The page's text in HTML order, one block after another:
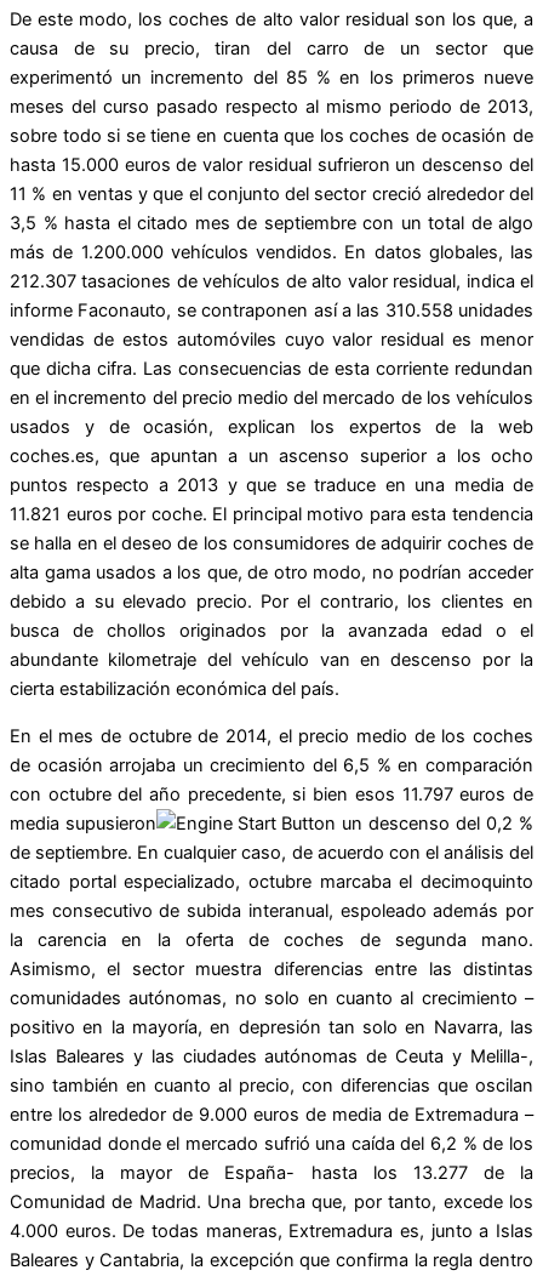
De este modo, los coches de alto valor residual son los que, a
causa de su precio, tiran del carro de un sector que
experimentó un incremento del 85 % en los primeros nueve
meses del curso pasado respecto al mismo periodo de 2013,
sobre todo si se tiene en cuenta que los coches de ocasión de
hasta 15.000 euros de valor residual sufrieron un descenso del
11 % en ventas y que el conjunto del sector creció alrededor del
3,5 % hasta el citado mes de septiembre con un total de algo
más de 1.200.000 vehículos vendidos. En datos globales, las
212.307 tasaciones de vehículos de alto valor residual, indica el
informe Faconauto, se contraponen así a las 310.558 unidades
vendidas de estos automóviles cuyo valor residual es menor
que dicha cifra. Las consecuencias de esta corriente redundan
en el incremento del precio medio del mercado de los vehículos
usados y de ocasión, explican los expertos de la web
coches.es, que apuntan a un ascenso superior a los ocho
puntos respecto a 2013 y que se traduce en una media de
11.821 euros por coche. El principal motivo para esta tendencia
se halla en el deseo de los consumidores de adquirir coches de
alta gama usados a los que, de otro modo, no podrían acceder
debido a su elevado precio. Por el contrario, los clientes en
busca de chollos originados por la avanzada edad o el
abundante kilometraje del vehículo van en descenso por la
cierta estabilización económica del país.
En el mes de octubre de 2014, el precio medio de los coches
de ocasión arrojaba un crecimiento del 6,5 % en comparación
con octubre del año precedente, si bien esos 11.797 euros de
media supusieron
un descenso del 0,2 %
de septiembre. En cualquier caso, de acuerdo con el análisis del
citado portal especializado, octubre marcaba el decimoquinto
mes consecutivo de subida interanual, espoleado además por
la carencia en la oferta de coches de segunda mano.
Asimismo, el sector muestra diferencias entre las distintas
comunidades autónomas, no solo en cuanto al crecimiento –
positivo en la mayoría, en depresión tan solo en Navarra, las
Islas Baleares y las ciudades autónomas de Ceuta y Melilla-,
sino también en cuanto al precio, con diferencias que oscilan
entre los alrededor de 9.000 euros de media de Extremadura –
comunidad donde el mercado sufrió una caída del 6,2 % de los
precios, la mayor de España- hasta los 13.277 de la
Comunidad de Madrid. Una brecha que, por tanto, excede los
4.000 euros. De todas maneras, Extremadura es, junto a Islas
Baleares y Cantabria, la excepción que confirma la regla dentro